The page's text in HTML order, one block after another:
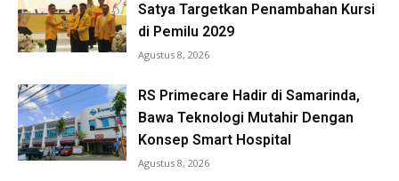
Satya Targetkan Penambahan Kursi
di Pemilu 2029
Agustus 8, 2026
RS Primecare Hadir di Samarinda,
Bawa Teknologi Mutahir Dengan
Konsep Smart Hospital
Agustus 8, 2026